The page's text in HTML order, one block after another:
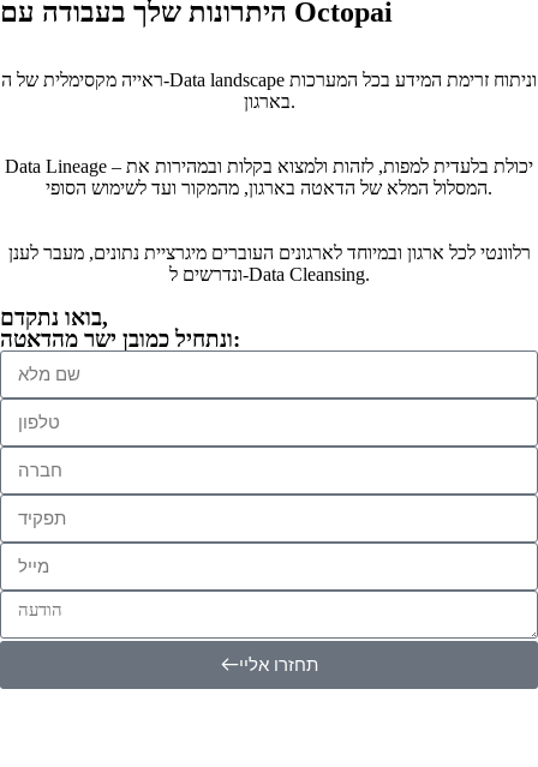
היתרונות שלך בעבודה עם Octopai
ראייה מקסימלית של ה-Data landscape וניתוח זרימת המידע בכל המערכות
בארגון.
Data Lineage – יכולת בלעדית למפות, לזהות ולמצוא בקלות ובמהירות את
המסלול המלא של הדאטה בארגון, מהמקור ועד לשימוש הסופי.
רלוונטי לכל ארגון ובמיוחד לארגונים העוברים מיגרציית נתונים, מעבר לענן
ונדרשים ל-Data Cleansing.
בואו נתקדם,
ונתחיל כמובן ישר מהדאטה:
תחזרו אליי